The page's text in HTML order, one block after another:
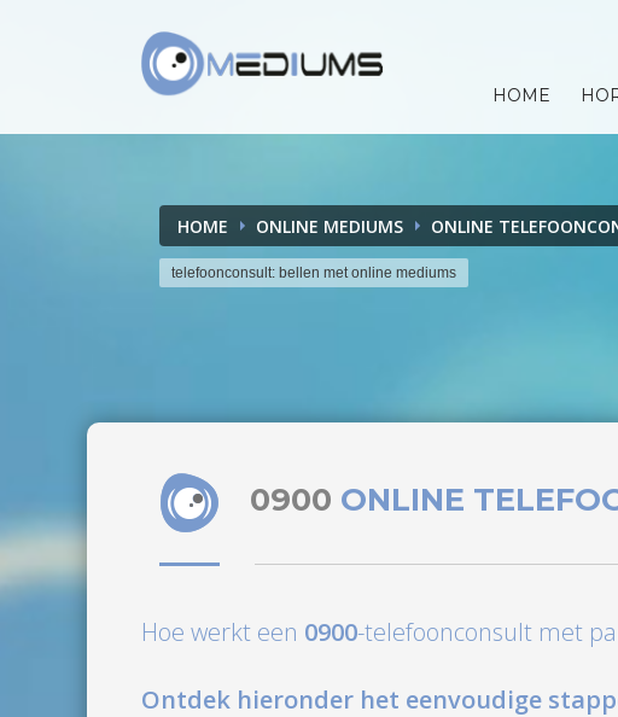
HOME
HOME ONLINE MEDIUMS ONLINE
telefoonconsult: bellen met online mediums
0900 ONLINE
Hoe werkt een 0900-telefoonconsult met
Ontdek hieronder het eenvoudige